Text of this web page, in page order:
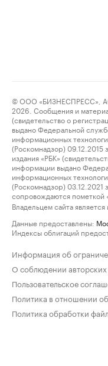
© ООО «БИЗНЕСПРЕСС»,
2026. Сообщения и
(свидетельство о
выдано Федеральной
информационных
(Роскомнадзор)
издания «РБК»
информации выдано
информационных
(Роскомнадзор)
сопровождаются пометкой
Владельцем сайта
Данные предоставлены:
Индексы облигаций
Информация об
О соблюдении авторских
Пользовательское
Политика в отношении
Политика обработки